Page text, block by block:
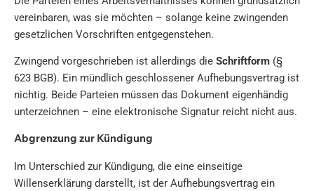
vereinbaren, was sie möchten – solange keine zwingenden
gesetzlichen Vorschriften entgegenstehen.
Zwingend vorgeschrieben ist allerdings die Schriftform (§
623 BGB). Ein mündlich geschlossener Aufhebungsvertrag ist
nichtig. Beide Parteien müssen das Dokument eigenhändig
unterzeichnen – eine elektronische Signatur reicht nicht aus.
Abgrenzung zur Kündigung
Im Unterschied zur Kündigung, die eine einseitige
Willenserklärung darstellt, ist der Aufhebungsvertrag ein